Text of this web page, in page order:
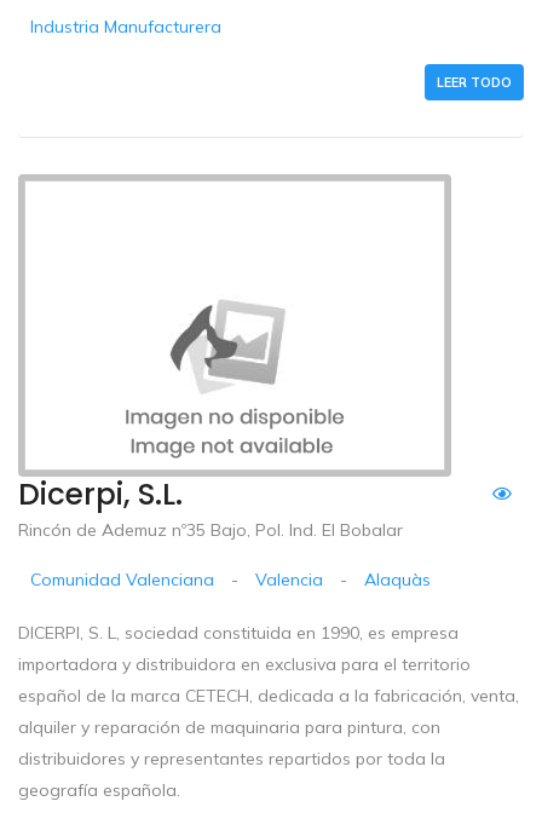
Industria Manufacturera
LEER TODO
Dicerpi, S.L.
Rincón de Ademuz nº35 Bajo, Pol. Ind. El Bobalar
Comunidad Valenciana - Valencia - Alaquàs
DICERPI, S. L, sociedad constituida en 1990, es empresa
importadora y distribuidora en exclusiva para el territorio
español de la marca CETECH, dedicada a la fabricación, venta,
alquiler y reparación de maquinaria para pintura, con
distribuidores y representantes repartidos por toda la
geografía española.